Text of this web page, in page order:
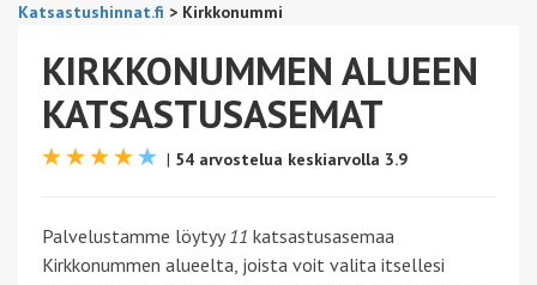
Katsastushinnat.fi > Kirkkonummi
KIRKKONUMMEN ALUEEN
KATSASTUSASEMAT
| 54 arvostelua keskiarvolla 3.9
Palvelustamme löytyy11 katsastusasemaa
Kirkkonummen alueelta, joista voit valita itsellesi